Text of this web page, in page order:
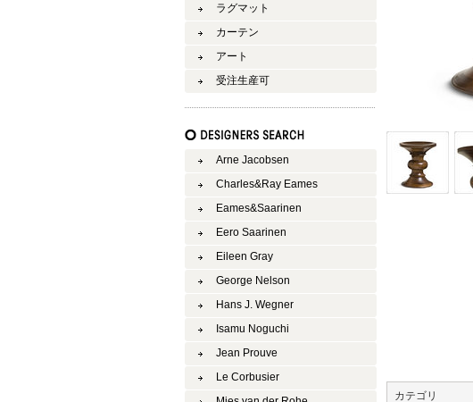
カテゴリ
ラグマット
カーテン
アート
受注生産可
Arne Jacobsen
Charles&Ray Eames
Eames&Saarinen
Eero Saarinen
Eileen Gray
George Nelson
Hans J. Wegner
Isamu Noguchi
Jean Prouve
Le Corbusier